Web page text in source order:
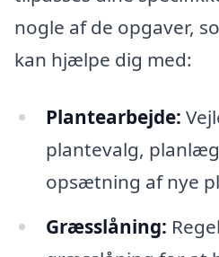
nogle af de opgaver,
kan hjælpe dig med:
Plantearbejde:
plantevalg,
opsætning af nye
Græsslåning: